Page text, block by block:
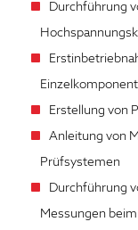
Durchführung
Erstellung von
Anleitung von
Prüfsystemen
Durchführung
Messungen